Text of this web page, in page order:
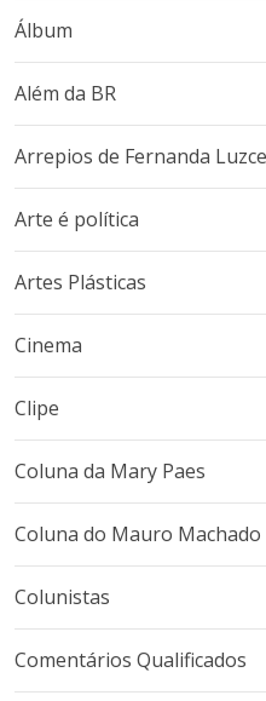
Álbum
Além da BR
Arrepios de Fernanda
Arte é política
Artes Plásticas
Cinema
Clipe
Coluna da Mary Paes
Coluna do Mauro Machado
Colunistas
Comentários Qualificados